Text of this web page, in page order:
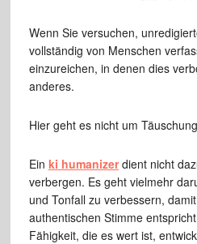
Wenn Sie versuchen,
vollständig von Menschen
einzureichen, in denen dies
anderes.
Hier geht es nicht um
Ein ki humanizerdient nicht
verbergen. Es geht vielmehr
und Tonfall zu verbessern,
authentischen Stimme
Fähigkeit, die es wert ist,